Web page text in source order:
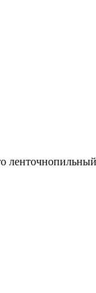
ленточнопильный